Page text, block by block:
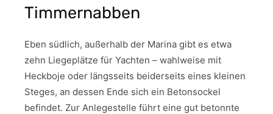
Timmernabben
Eben südlich, außerhalb der Marina gibt es etwa
zehn Liegeplätze für Yachten – wahlweise mit
Heckboje oder längsseits beiderseits eines kleinen
Steges, an dessen Ende sich ein Betonsockel
befindet. Zur Anlegestelle führt eine gut betonnte